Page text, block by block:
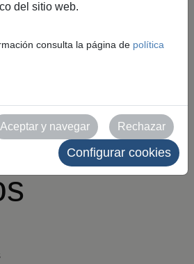
Haz
súbela a
gana
del sitio web.
consulta la página de política
Aceptar y navegar Rechazar
Configurar cookies